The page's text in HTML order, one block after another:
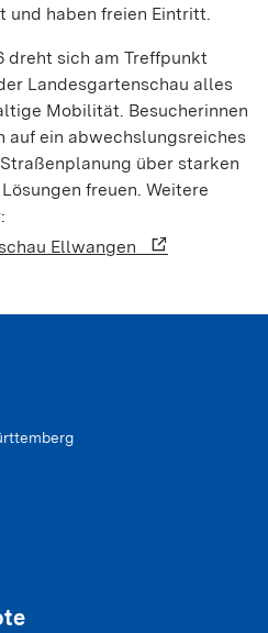
und haben freien Eintritt.
dreht sich am Treffpunkt
Landesgartenschau alles
Mobilität. Besucherinnen
auf ein abwechslungsreiches
über starken
freuen. Weitere
Ellwangen